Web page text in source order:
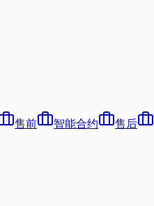
售前 智能合约 售后